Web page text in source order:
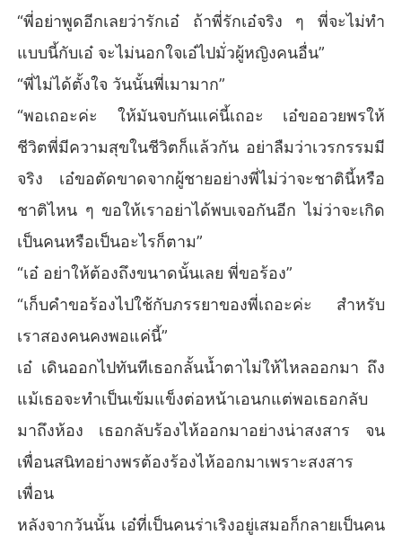
“พี่อย่าพูดอีกเลยว่ารักเอ๋ ถ้าพี่รักเอ๋จริง ๆ พี่จะไม่ทำ
แบบนี้กับเอ๋ จะไม่นอกใจเอ๋ไปมั่วผู้หญิงคนอื่น”
“พี่ไม่ได้ตั้งใจ วันนั้นพี่เมามาก”
“พอเถอะค่ะ ให้มันจบกันแค่นี้เถอะ เอ๋ขออวยพรให้
ชีวิตพี่มีความสุขในชีวิตก็แล้วกัน อย่าลืมว่าเวรกรรมมี
จริง เอ๋ขอตัดขาดจากผู้ชายอย่างพี่ไม่ว่าจะชาตินี้หรือ
ชาติไหน ๆ ขอให้เราอย่าได้พบเจอกันอีก ไม่ว่าจะเกิด
เป็นคนหรือเป็นอะไรก็ตาม”
“เอ๋ อย่าให้ต้องถึงขนาดนั้นเลย พี่ขอร้อง”
“เก็บคำขอร้องไปใช้กับภรรยาของพี่เถอะค่ะ สำหรับ
เราสองคนคงพอแค่นี้”
เอ๋ เดินออกไปทันทีเธอกลั้นน้ำตาไม่ให้ไหลออกมา ถึง
แม้เธอจะทำเป็นเข้มแข็งต่อหน้าเอนกแต่พอเธอกลับ
มาถึงห้อง เธอกลับร้องไห้ออกมาอย่างน่าสงสาร จน
เพื่อนสนิทอย่างพรต้องร้องไห้ออกมาเพราะสงสาร
เพื่อน
หลังจากวันนั้น เอ๋ที่เป็นคนร่าเริงอยู่เสมอก็กลายเป็นคน